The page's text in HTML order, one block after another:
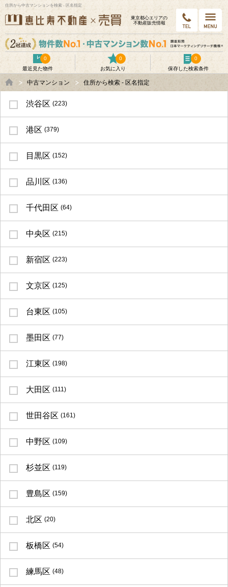
住所から中古マンションを検索 - 区名指定
東京都⼼エリアの
不動産販売情報
最近見た物件
0
お気に入り
0
保存した検索条件
0
中古マンション 住所から検索 - 区名指定
渋谷区 (223)
港区 (379)
目黒区 (152)
品川区 (136)
千代田区 (64)
中央区 (215)
新宿区 (223)
文京区 (125)
台東区 (105)
墨田区 (77)
江東区 (198)
大田区 (111)
世田谷区 (161)
中野区 (109)
杉並区 (119)
豊島区 (159)
北区 (20)
板橋区 (54)
練馬区 (48)